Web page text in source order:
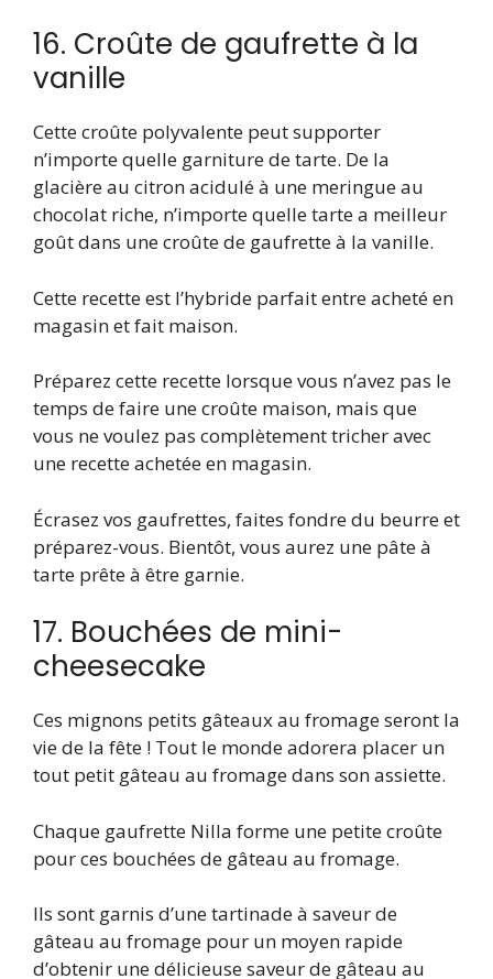
16. Croûte de gaufrette à la
vanille
Cette croûte polyvalente peut supporter
n’importe quelle garniture de tarte. De la
glacière au citron acidulé à une meringue au
chocolat riche, n’importe quelle tarte a meilleur
goût dans une croûte de gaufrette à la vanille.
Cette recette est l’hybride parfait entre acheté en
magasin et fait maison.
Préparez cette recette lorsque vous n’avez pas le
temps de faire une croûte maison, mais que
vous ne voulez pas complètement tricher avec
une recette achetée en magasin.
Écrasez vos gaufrettes, faites fondre du beurre et
préparez-vous. Bientôt, vous aurez une pâte à
tarte prête à être garnie.
17. Bouchées de mini-
cheesecake
Ces mignons petits gâteaux au fromage seront la
vie de la fête ! Tout le monde adorera placer un
tout petit gâteau au fromage dans son assiette.
Chaque gaufrette Nilla forme une petite croûte
pour ces bouchées de gâteau au fromage.
Ils sont garnis d’une tartinade à saveur de
gâteau au fromage pour un moyen rapide
d’obtenir une délicieuse saveur de gâteau au